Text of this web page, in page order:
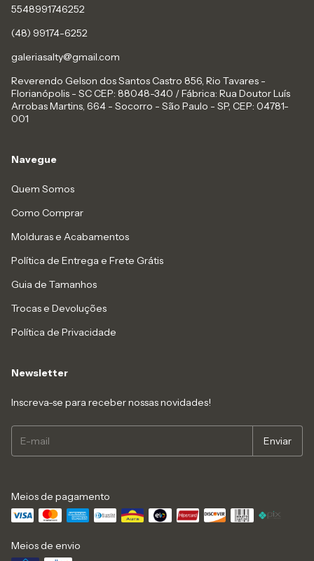
5548991746252
(48) 99174-6252
galeriasalty@gmail.com
Reverendo Gelson dos Santos Castro 856, Rio Tavares -
Florianópolis - SC CEP: 88048-340 / Fábrica: Rua Doutor Luís
Arrobas Martins, 664 - Socorro - São Paulo - SP, CEP: 04781-
001
Navegue
Quem Somos
Como Comprar
Molduras e Acabamentos
Política de Entrega e Frete Grátis
Guia de Tamanhos
Trocas e Devoluções
Política de Privacidade
Newsletter
Inscreva-se para receber nossas novidades!
Meios de pagamento
Meios de envio